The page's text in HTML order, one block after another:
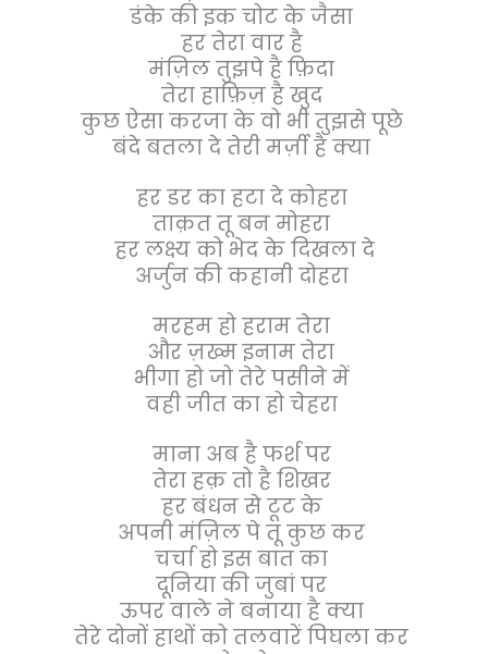
डंके की इक चोट के जैसा
हर तेरा वार है
मंज़िल तुझपे है फ़िदा
तेरा हाफ़िज़ है खुद
कुछ ऐसा करजा के वो भी तुझसे पूछे
बंदे बतला दे तेरी मर्ज़ी है क्या
हर डर का हटा दे कोहरा
ताक़त तू बन मोहरा
हर लक्ष्य को भेद के दिखला दे
अर्जुन की कहानी दोहरा
मरहम हो हराम तेरा
और ज़ख्म इनाम तेरा
भीगा हो जो तेरे पसीने में
वही जीत का हो चेहरा
माना अब है फर्श पर
तेरा हक़ तो है शिखर
हर बंधन से टूट के
अपनी मंज़िल पे तू कुछ कर
चर्चा हो इस बात का
दूनिया की जुबां पर
ऊपर वाले ने बनाया है क्या
तेरे दोनों हाथों को तलवारें पिघला कर